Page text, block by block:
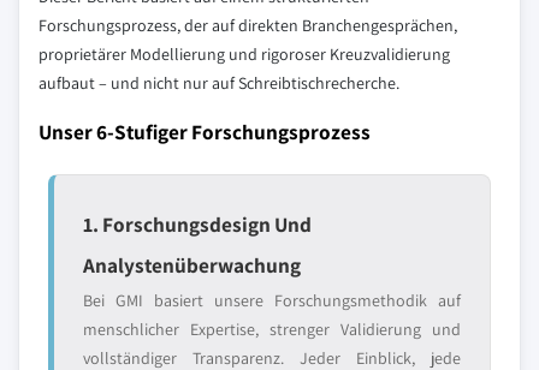
Forschungsprozess, der auf direkten Branchengesprächen,
proprietärer Modellierung und rigoroser Kreuzvalidierung
aufbaut – und nicht nur auf Schreibtischrecherche.
Unser 6-Stufiger Forschungsprozess
1. Forschungsdesign Und
Analystenüberwachung
Bei GMI basiert unsere Forschungsmethodik auf
menschlicher Expertise, strenger Validierung und
vollständiger Transparenz. Jeder Einblick, jede